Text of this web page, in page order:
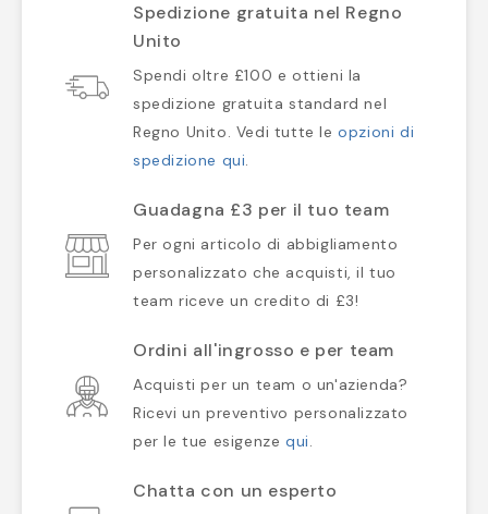
Spedizione gratuita nel Regno
Unito
Spendi oltre £100 e ottieni la
spedizione gratuita standard nel
Regno Unito. Vedi tutte leopzioni di
spedizione qui.
Guadagna £3 per il tuo team
Per ogni articolo di abbigliamento
personalizzato che acquisti, il tuo
team riceve un credito di £3!
Ordini all'ingrosso e per team
Acquisti per un team o un'azienda?
Ricevi un preventivo personalizzato
per le tue esigenze qui.
Chatta con un esperto